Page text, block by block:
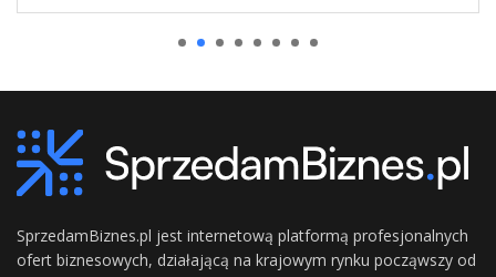
SprzedamBiznes.pl jest internetową platformą profesjonalnych
ofert biznesowych, działającą na krajowym rynku począwszy od